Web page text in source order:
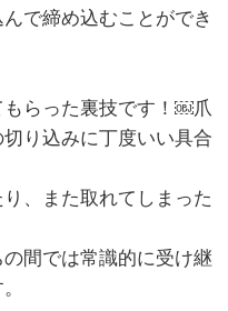
で締め込むことができ
もらった裏技です！￼爪
り込みに丁度いい具合
、また取れてしまった
間では常識的に受け継